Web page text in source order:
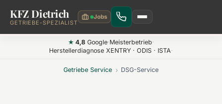
Zum Hauptinhalt springen
KFZ Dietrich
GETRIEBE-SPEZIALIST
★ 4,8Google·Meisterbetrieb·
Herstellerdiagnose XENTRY · ODIS · ISTA·
Getriebe Service › DSG-Service